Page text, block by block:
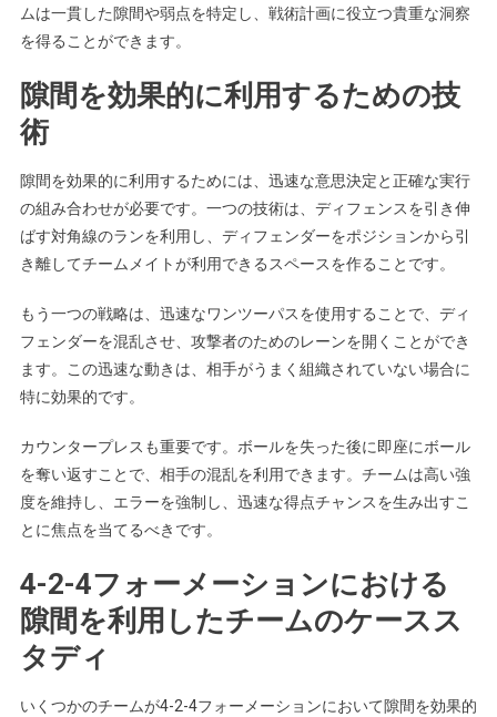
ムは一貫した隙間や弱点を特定し、戦術計画に役立つ貴重な洞察
を得ることができます。
隙間を効果的に利用するための技
術
隙間を効果的に利用するためには、迅速な意思決定と正確な実行
の組み合わせが必要です。一つの技術は、ディフェンスを引き伸
ばす対角線のランを利用し、ディフェンダーをポジションから引
き離してチームメイトが利用できるスペースを作ることです。
もう一つの戦略は、迅速なワンツーパスを使用することで、ディ
フェンダーを混乱させ、攻撃者のためのレーンを開くことができ
ます。この迅速な動きは、相手がうまく組織されていない場合に
特に効果的です。
カウンタープレスも重要です。ボールを失った後に即座にボール
を奪い返すことで、相手の混乱を利用できます。チームは高い強
度を維持し、エラーを強制し、迅速な得点チャンスを生み出すこ
とに焦点を当てるべきです。
4-2-4フォーメーションにおける
隙間を利用したチームのケースス
タディ
いくつかのチームが4-2-4フォーメーションにおいて隙間を効果的